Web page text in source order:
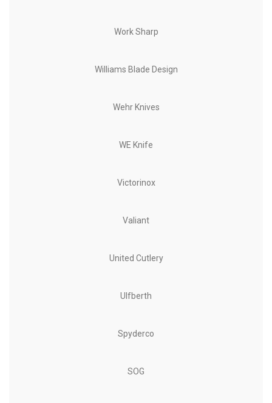
Work Sharp
Williams Blade Design
Wehr Knives
WE Knife
Victorinox
Valiant
United Cutlery
Ulfberth
Spyderco
SOG